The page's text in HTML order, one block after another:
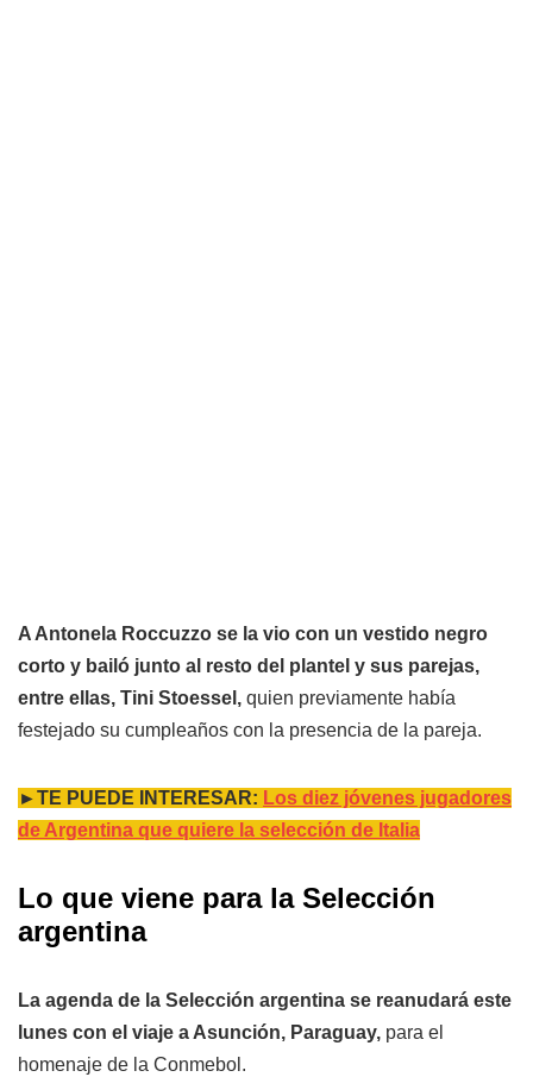
A Antonela Roccuzzo se la vio con un vestido negro
corto y bailó junto al resto del plantel y sus parejas,
entre ellas, Tini Stoessel, quien previamente había
festejado su cumpleaños con la presencia de la pareja.
►TE PUEDE INTERESAR: Los diez jóvenes jugadores
de Argentina que quiere la selección de Italia
Lo que viene para la Selección
argentina
La agenda de la Selección argentina se reanudará este
lunes con el viaje a Asunción, Paraguay, para el
homenaje de la Conmebol.